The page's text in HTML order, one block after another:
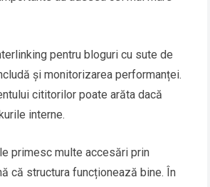
pentru bloguri cu sute de
și monitorizarea performanței.
cititorilor poate arăta dacă
interne.
primesc multe accesări prin
că structura funcționează bine. În